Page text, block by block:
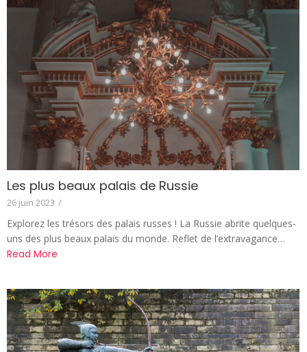
Les plus beaux palais de Russie
26 juin 2023 /
Explorez les trésors des palais russes ! La Russie abrite quelques-
uns des plus beaux palais du monde. Reflet de l’extravagance…
Read More